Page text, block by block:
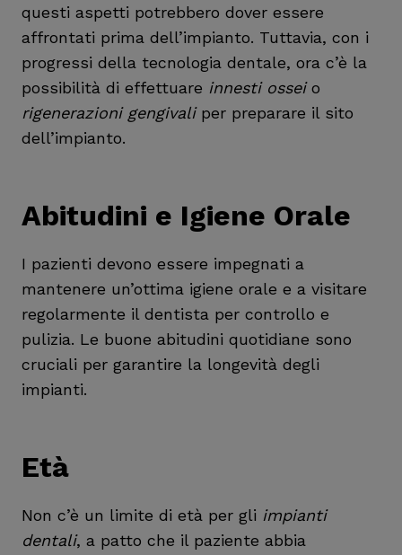
questi aspetti potrebbero dover essere
affrontati prima dell’impianto. Tuttavia, con i
progressi della tecnologia dentale, ora c’è la
possibilità di effettuare innesti osseio
rigenerazioni gengivaliper preparare il sito
dell’impianto.
Abitudini e Igiene Orale
I pazienti devono essere impegnati a
mantenere un’ottima igiene orale e a visitare
regolarmente il dentista per controllo e
pulizia. Le buone abitudini quotidiane sono
cruciali per garantire la longevità degli
impianti.
Età
Non c’è un limite di età per gli impianti
dentali, a patto che il paziente abbia